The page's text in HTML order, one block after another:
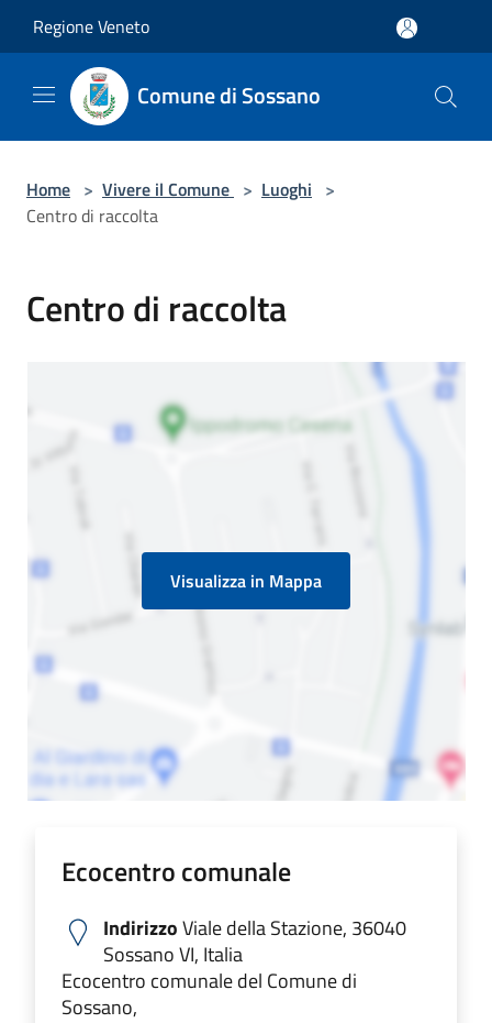
Regione Veneto
Comune di Sossano
Home > Vivere il Comune > Luoghi >
Centro di raccolta
Centro di raccolta
Visualizza in Mappa
Ecocentro comunale
IndirizzoViale della Stazione, 36040
Sossano VI, Italia
Ecocentro comunale del Comune di
Sossano,